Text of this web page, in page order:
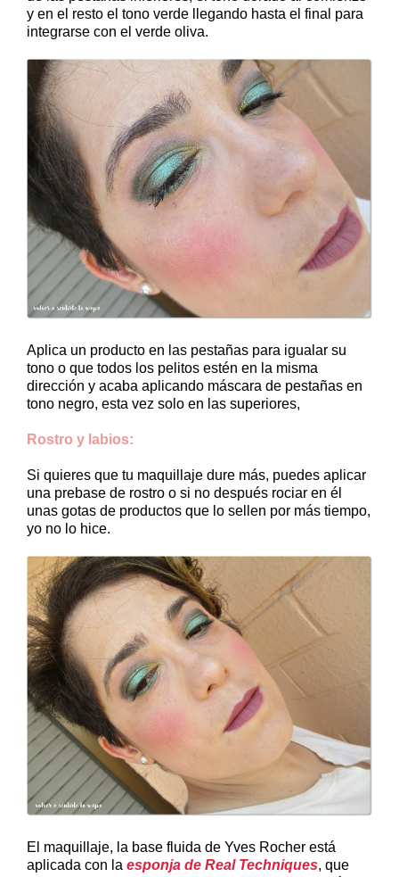
y en el resto el tono verde llegando hasta el final para
integrarse con el verde oliva.
Aplica un producto en las pestañas para igualar su
tono o que todos los pelitos estén en la misma
dirección y acaba aplicando máscara de pestañas en
tono negro, esta vez solo en las superiores,
Rostro y labios:
Si quieres que tu maquillaje dure más, puedes aplicar
una prebase de rostro o si no después rociar en él
unas gotas de productos que lo sellen por más tiempo,
yo no lo hice.
El maquillaje, la base fluida de Yves Rocher está
aplicada con la esponja de Real Techniques, que